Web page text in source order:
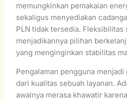
memungkinkan pemakaian
sekaligus menyediakan
PLN tidak tersedia. Fleksibilitas
menjadikannya pilihan
yang menginginkan stabilitas
Pengalaman pengguna
dari kualitas sebuah layanan.
awalnya merasa khawatir